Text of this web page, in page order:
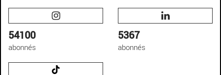
54100
abonnés
5367
abonnés